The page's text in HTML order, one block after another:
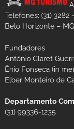
Telefones: (31) 3282
Belo Horizonte –
Fundadores
Antônio Claret
Ênio Fonseca (in
Elber Monteiro de
Departamento
(31) 99336-1235